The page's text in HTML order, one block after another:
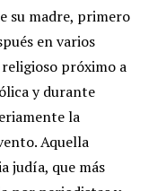
su madre, primero
en varios
próximo a
y durante
la
Aquella
judía, que más